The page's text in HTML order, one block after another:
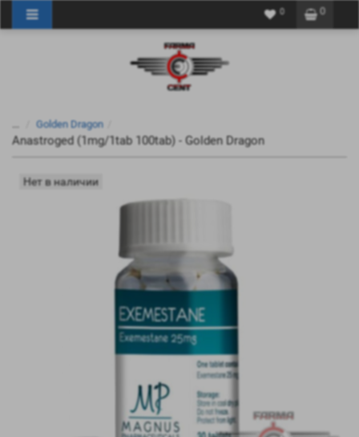
0
0
Golden Dragon
Anastroged (1mg/1tab 100tab) - Golden Dragon
Нет в наличии